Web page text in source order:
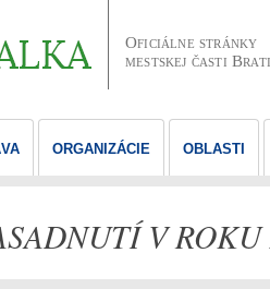
Oficiálne stránky
mestskej časti
ORGANIZÁCIE OBLASTI
V ROKU